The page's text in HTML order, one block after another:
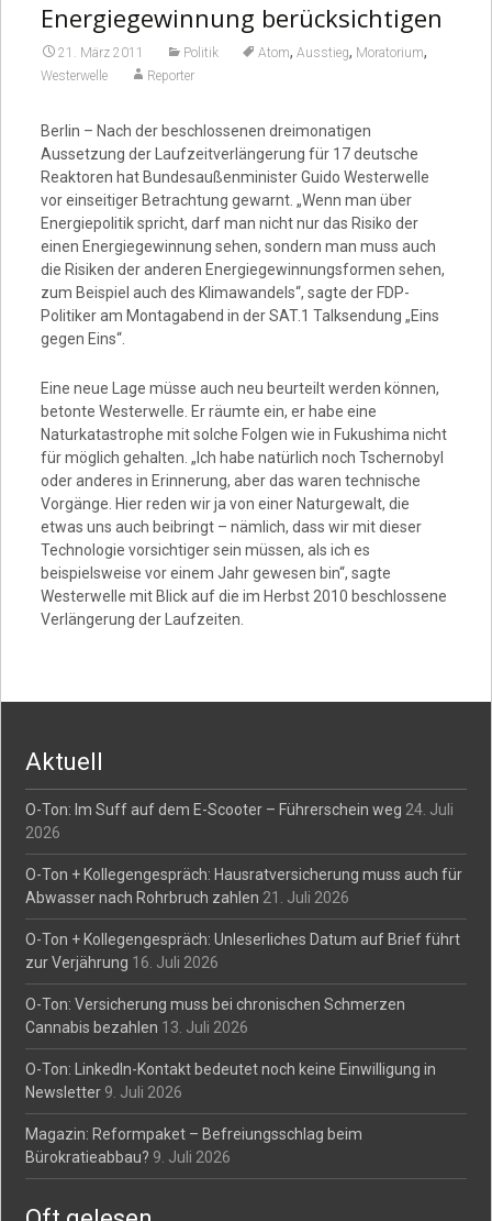
Energiegewinnung berücksichtigen
21. März 2011 Politik Atom, Ausstieg, Moratorium,
Westerwelle Reporter
Berlin – Nach der beschlossenen dreimonatigen
Aussetzung der Laufzeitverlängerung für 17 deutsche
Reaktoren hat Bundesaußenminister Guido Westerwelle
vor einseitiger Betrachtung gewarnt. „Wenn man über
Energiepolitik spricht, darf man nicht nur das Risiko der
einen Energiegewinnung sehen, sondern man muss auch
die Risiken der anderen Energiegewinnungsformen sehen,
zum Beispiel auch des Klimawandels“, sagte der FDP-
Politiker am Montagabend in der SAT.1 Talksendung „Eins
gegen Eins“.
Eine neue Lage müsse auch neu beurteilt werden können,
betonte Westerwelle. Er räumte ein, er habe eine
Naturkatastrophe mit solche Folgen wie in Fukushima nicht
für möglich gehalten. „Ich habe natürlich noch Tschernobyl
oder anderes in Erinnerung, aber das waren technische
Vorgänge. Hier reden wir ja von einer Naturgewalt, die
etwas uns auch beibringt – nämlich, dass wir mit dieser
Technologie vorsichtiger sein müssen, als ich es
beispielsweise vor einem Jahr gewesen bin“, sagte
Westerwelle mit Blick auf die im Herbst 2010 beschlossene
Verlängerung der Laufzeiten.
Aktuell
O-Ton: Im Suff auf dem E-Scooter – Führerschein weg 24. Juli
2026
O-Ton + Kollegengespräch: Hausratversicherung muss auch für
Abwasser nach Rohrbruch zahlen 21. Juli 2026
O-Ton + Kollegengespräch: Unleserliches Datum auf Brief führt
zur Verjährung 16. Juli 2026
O-Ton: Versicherung muss bei chronischen Schmerzen
Cannabis bezahlen 13. Juli 2026
O-Ton: LinkedIn-Kontakt bedeutet noch keine Einwilligung in
Newsletter 9. Juli 2026
Magazin: Reformpaket – Befreiungsschlag beim
Bürokratieabbau? 9. Juli 2026